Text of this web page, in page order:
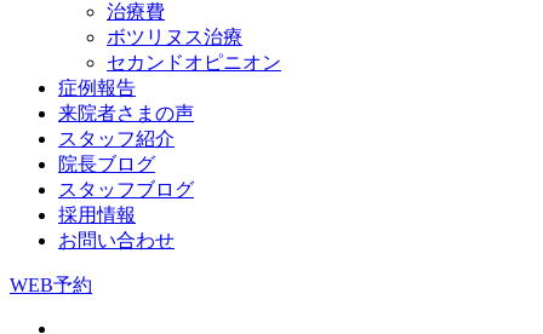
治療費
ボツリヌス治療
セカンドオピニオン
症例報告
来院者さまの声
スタッフ紹介
院長ブログ
スタッフブログ
採用情報
お問い合わせ
WEB予約